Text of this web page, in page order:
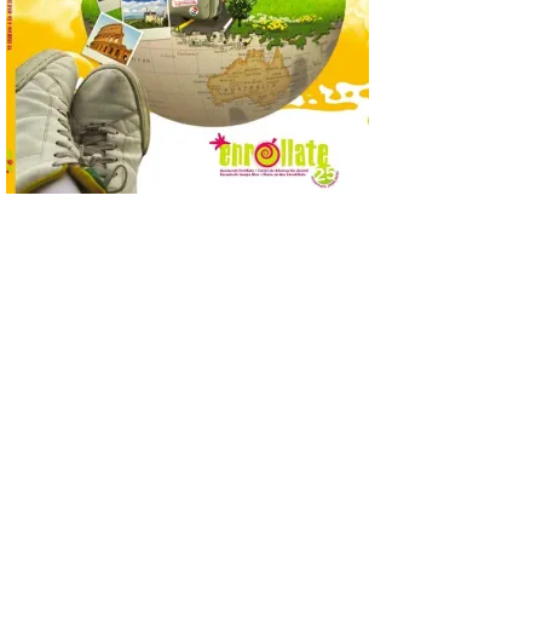
Nueva edición de León
de…viaje. Una iniciativa
organizado por la sección
juvenil de la Asociación
Enróllate, la Asociación
Conceyu País Llionés y el Diario de
Turismo, Ocio e Información para
jóvenes “Enredando.info”. Pilar Aller Aller